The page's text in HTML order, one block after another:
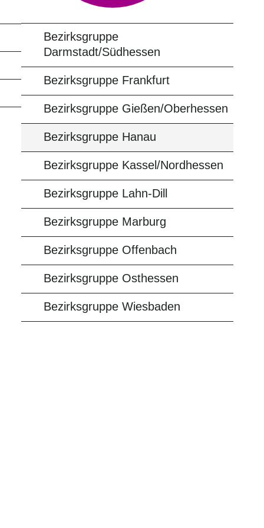
Bezirksgruppe
Darmstadt/Südhessen
Bezirksgruppe Frankfurt
Bezirksgruppe Gießen/Oberhessen
Bezirksgruppe Hanau
Bezirksgruppe Kassel/Nordhessen
Bezirksgruppe Lahn-Dill
Bezirksgruppe Marburg
Bezirksgruppe Offenbach
Bezirksgruppe Osthessen
Bezirksgruppe Wiesbaden